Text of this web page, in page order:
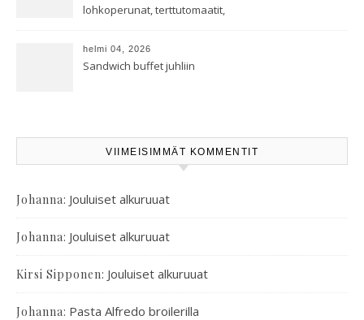
lohkoperunat, terttutomaatit,
salaatti
helmi 04, 2026
Sandwich buffet juhliin
VIIMEISIMMÄT KOMMENTIT
Johanna: Jouluiset alkuruuat
Johanna: Jouluiset alkuruuat
Kirsi Sipponen: Jouluiset alkuruuat
Johanna: Pasta Alfredo broilerilla